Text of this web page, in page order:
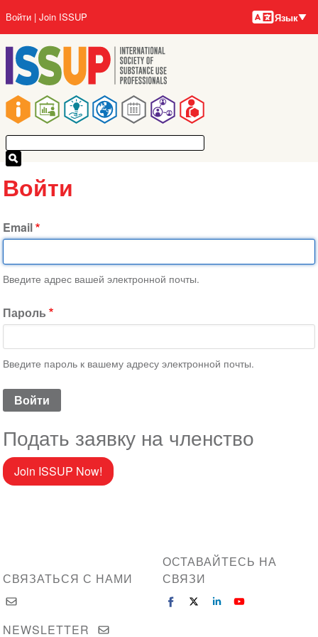
основному
содержанию
Main
navigation
User
account
menu
Войти Join ISSUP Языки
Язык
Войти
Email
Введите адрес вашей электронной почты.
Пароль
Введите пароль к вашему адресу электронной почты.
Подать заявку на членство
Join ISSUP Now!
СВЯЗАТЬСЯ С НАМИ
ОСТАВАЙТЕСЬ НА
СВЯЗИ
NEWSLETTER